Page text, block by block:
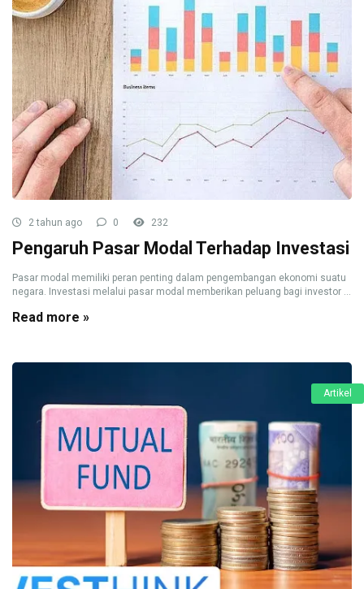
2 tahun ago 0 232
Pengaruh Pasar Modal Terhadap Investasi
Pasar modal memiliki peran penting dalam pengembangan ekonomi suatu
negara. Investasi melalui pasar modal memberikan peluang bagi investor ...
Read more »
Artikel